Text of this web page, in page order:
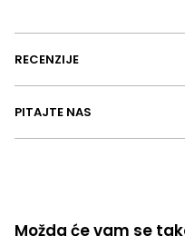
RECENZIJE
PITAJTE NAS
Možda će vam se